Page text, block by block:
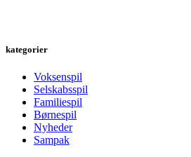
kategorier
Voksenspil
Selskabsspil
Familiespil
Børnespil
Nyheder
Sampak